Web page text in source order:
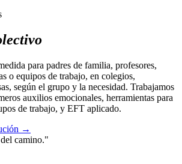
para padres de familia, profesores,
o equipos de trabajo, en colegios,
según el grupo y la necesidad. Trabajamos
auxilios emocionales, herramientas para
de trabajo, y EFT aplicado.
→
camino."